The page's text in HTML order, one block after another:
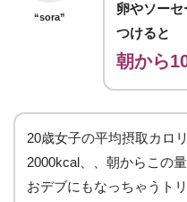
“sora”
卵やソー
つけると
朝から
20歳女子の平均摂取カロ
2000kcal、、朝からこの
おデブにもなっちゃうトリ